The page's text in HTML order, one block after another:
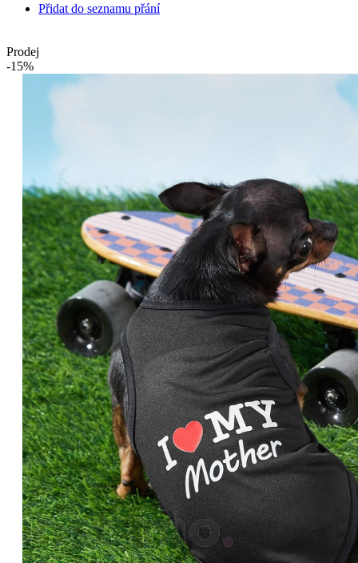
Přidat do seznamu přání
Prodej
-15%